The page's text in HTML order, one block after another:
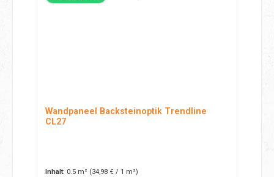
Wandpaneel Backsteinoptik Trendline
CL27
Inhalt: 0.5 m² (34,98 € / 1 m²)